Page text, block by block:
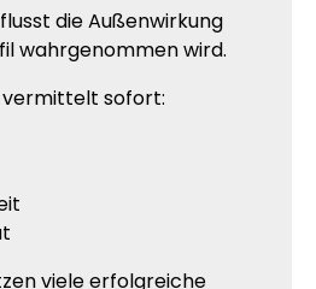
die Außenwirkung
wahrgenommen wird.
vermittelt sofort:
viele erfolgreiche